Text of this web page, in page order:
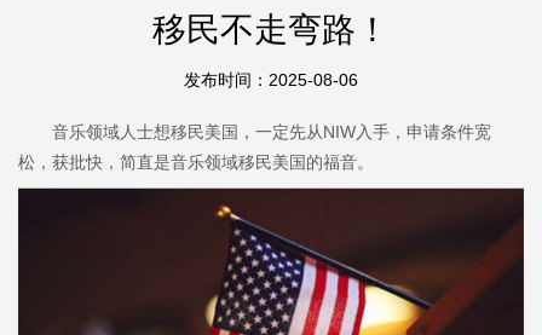
移民不走弯路！
发布时间：2025-08-06
音乐领域人士想移民美国，一定先从NIW入手，申请条件宽
松，获批快，简直是音乐领域移民美国的福音。